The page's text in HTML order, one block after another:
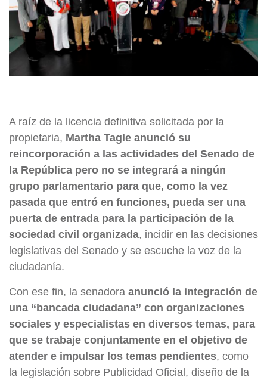
A raíz de la licencia definitiva solicitada por la
propietaria, Martha Tagle anunció su
reincorporación a las actividades del Senado de
la República pero no se integrará a ningún
grupo parlamentario para que, como la vez
pasada que entró en funciones, pueda ser una
puerta de entrada para la participación de la
sociedad civil organizada, incidir en las decisiones
legislativas del Senado y se escuche la voz de la
ciudadanía.
Con ese fin, la senadora anunció la integración de
una “bancada ciudadana” con organizaciones
sociales y especialistas en diversos temas, para
que se trabaje conjuntamente en el objetivo de
atender e impulsar los temas pendientes, como
la legislación sobre Publicidad Oficial, diseño de la